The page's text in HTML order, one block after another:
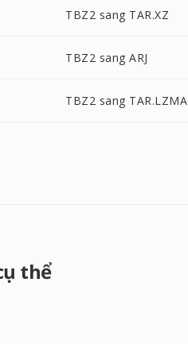
TBZ2 sang TAR.XZ
TBZ2 sang ARJ
TBZ2 sang TAR.LZMA
thể